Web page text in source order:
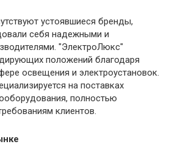
устоявшиеся бренды,
себя надежными и
"ЭлектроЛюкс"
положений благодаря
освещения и электроустановок.
на поставках
полностью
клиентов.